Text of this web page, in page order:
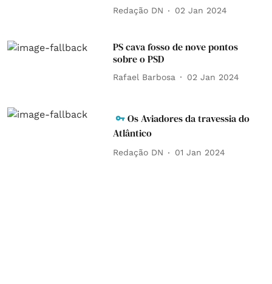
Redação DN 02 Jan 2024
PS cava fosso de nove pontos
sobre o PSD
Rafael Barbosa 02 Jan 2024
Os Aviadores da travessia do
Atlântico
Redação DN 01 Jan 2024